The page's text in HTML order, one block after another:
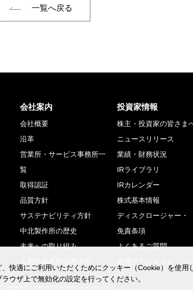
快適にご利用いただくためにクッキー（Cookie）を使用
ウザ上で無効化の設定を行ってください。
一覧へ戻る
快適にご利用いただくためにクッキー（Cookie）を使用
ウザ上で無効化の設定を行ってください。
会社案内
会社概要
沿革
営業所・サービス事務所一
覧
取得認証
品質方針
サステナビリティ方針
中北製作所の歴史
未来への取り組み
投資家情報
株主・投資家の皆さま
ニュースリリース
業績・財務状況
IRライブラリ
IRカレンダー
株式基本情報
ディスクロージャー・
免責条項
よくあるご質問